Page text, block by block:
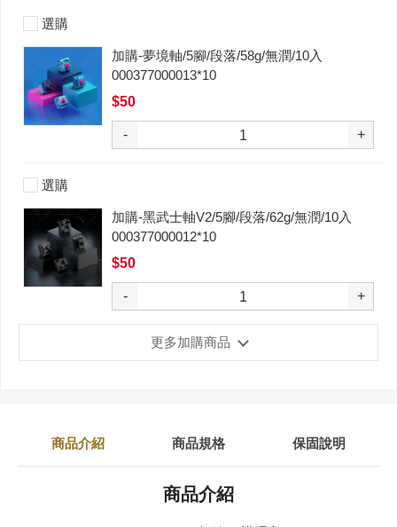
選購
加購-夢境軸/5腳/段落/58g/無潤/10入
000377000013*10
$50
- +
選購
加購-黑武士軸V2/5腳/段落/62g/無潤/10入
000377000012*10
$50
- +
更多加購商品
商品介紹 商品規格 保固說明
商品介紹